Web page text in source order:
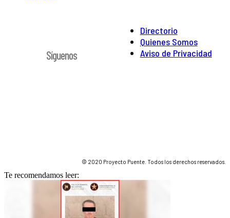
Directorio
Quienes Somos
Aviso de Privacidad
Síguenos
© 2020 Proyecto Puente. Todos los derechos reservados.
Te recomendamos leer: